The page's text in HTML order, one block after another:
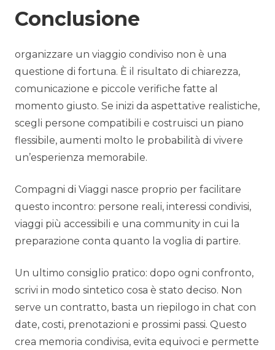
Conclusione
organizzare un viaggio condiviso non è una
questione di fortuna. È il risultato di chiarezza,
comunicazione e piccole verifiche fatte al
momento giusto. Se inizi da aspettative realistiche,
scegli persone compatibili e costruisci un piano
flessibile, aumenti molto le probabilità di vivere
un’esperienza memorabile.
Compagni di Viaggi nasce proprio per facilitare
questo incontro: persone reali, interessi condivisi,
viaggi più accessibili e una community in cui la
preparazione conta quanto la voglia di partire.
Un ultimo consiglio pratico: dopo ogni confronto,
scrivi in modo sintetico cosa è stato deciso. Non
serve un contratto, basta un riepilogo in chat con
date, costi, prenotazioni e prossimi passi. Questo
crea memoria condivisa, evita equivoci e permette